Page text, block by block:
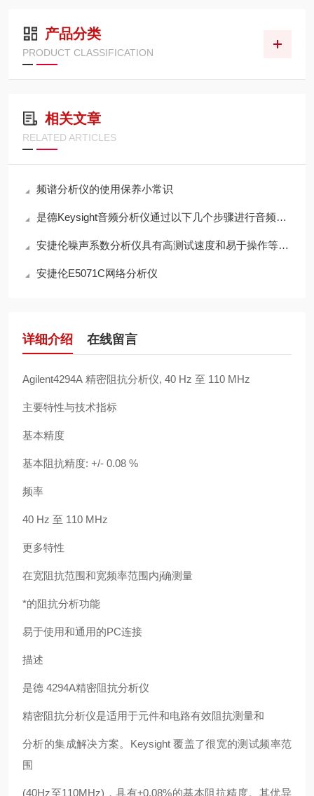
产品分类
PRODUCT CLASSIFICATION
相关文章
RELATED ARTICLES
频谱分析仪的使用保养小常识
是德Keysight音频分析仪通过以下几个步骤进行音频信号处理
安捷伦噪声系数分析仪具有高测试速度和易于操作等优点
安捷伦E5071C网络分析仪
详细介绍 在线留言
Agilent4294A 精密阻抗分析仪, 40 Hz 至 110 MHz
主要特性与技术指标
基本精度
基本阻抗精度: +/- 0.08 %
频率
40 Hz 至 110 MHz
更多特性
在宽阻抗范围和宽频率范围内j确测量
*的阻抗分析功能
易于使用和通用的PC连接
描述
是德 4294A精密阻抗分析仪
精密阻抗分析仪是适用于元件和电路有效阻抗测量和
分析的集成解决方案。Keysight 覆盖了很宽的测试频率范
围
(40Hz至110MHz)，具有±0.08%的基本阻抗精度。其优异